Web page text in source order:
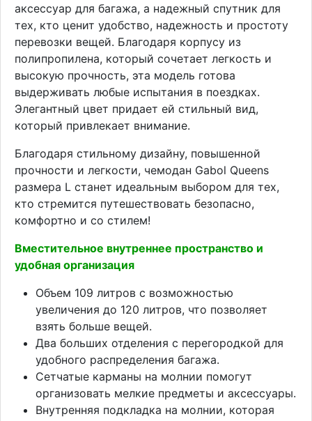
аксессуар для багажа, а надежный спутник для
тех, кто ценит удобство, надежность и простоту
перевозки вещей. Благодаря корпусу из
полипропилена, который сочетает легкость и
высокую прочность, эта модель готова
выдерживать любые испытания в поездках.
Элегантный цвет придает ей стильный вид,
который привлекает внимание.
Благодаря стильному дизайну, повышенной
прочности и легкости, чемодан Gabol Queens
размера L станет идеальным выбором для тех,
кто стремится путешествовать безопасно,
комфортно и со стилем!
Вместительное внутреннее пространство и
удобная организация
Объем 109 литров с возможностью
увеличения до 120 литров, что позволяет
взять больше вещей.
Два больших отделения с перегородкой для
удобного распределения багажа.
Сетчатые карманы на молнии помогут
организовать мелкие предметы и аксессуары.
Внутренняя подкладка на молнии, которая